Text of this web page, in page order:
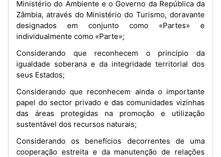
Ministério do Ambiente e o Governo da República da
Zâmbia, através do Ministério do Turismo, doravante
designados em conjunto como «Partes» e
individualmente como «Parte»;
Considerando que reconhecem o princípio da
igualdade soberana e da integridade territorial dos
seus Estados;
Considerando que reconhecem ainda o importante
papel do sector privado e das comunidades vizinhas
das áreas protegidas na promoção e utilização
sustentável dos recursos naturais;
Considerando os benefícios decorrentes de uma
cooperação estreita e da manutenção de relações